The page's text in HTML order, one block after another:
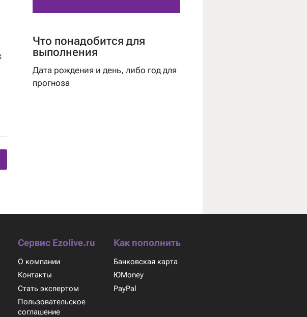
Что понадобится для
выполнения
Дата рождения и день, либо год для
прогноза
Сервис Ezolive.ru
О компании
Контакты
Стать экспертом
Пользовательское
соглашение
Как пополнить
Банковская карта
ЮMoney
PayPal